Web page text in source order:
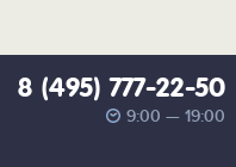
8 (495) 777-22-50
9:00 — 19:00